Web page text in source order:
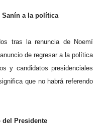
Sanín a la política
tras la renuncia de Noemí
de regresar a la política
y candidatos presidenciales
que no habrá referendo
Presidente